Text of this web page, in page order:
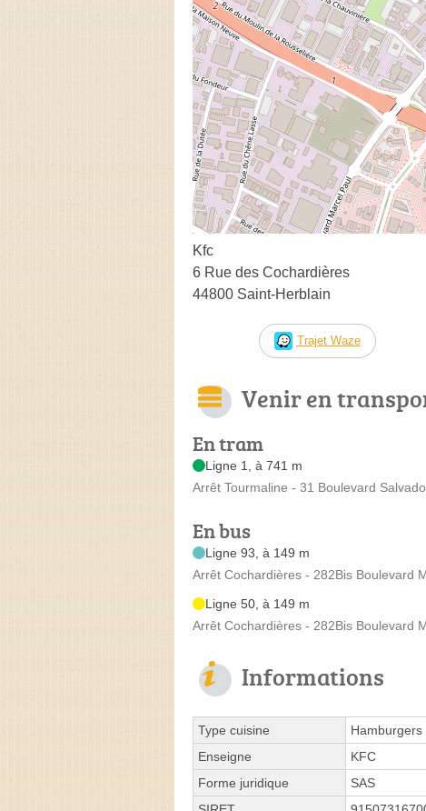
Kfc
6 Rue des Cochardières
44800 Saint-Herblain
Trajet Waze
Venir en
En tram
Ligne 1, à 741 m
Arrêt Tourmaline - 31 Boulevard
En bus
Ligne 93, à 149 m
Arrêt Cochardières - 282Bis Boulevard
Ligne 50, à 149 m
Arrêt Cochardières - 282Bis Boulevard
Informations
Type cuisine
Hamburgers
Enseigne
KFC
Forme juridique
SAS